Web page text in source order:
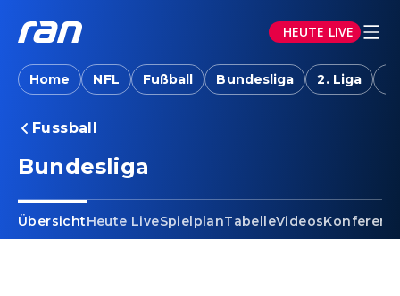
HEUTE LIVE
Home NFL Fußball Bundesliga 2. Liga
Fussball
Bundesliga
ÜbersichtHeute LiveSpielplanTabelleVideosKonferenz